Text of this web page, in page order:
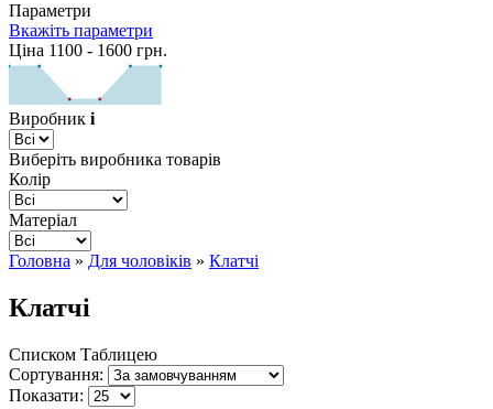
Параметри
Вкажіть параметри
Ціна 1100 - 1600 грн.
Виробник i
Виберіть виробника товарів
Колір
Матеріал
Головна » Для чоловіків » Клатчі
Клатчі
Списком Таблицею
Сортування:
Показати: